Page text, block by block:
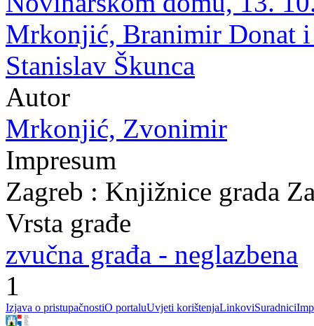
Mrkonjić, Branimir Donat
Stanislav Škunca
Autor
Mrkonjić, Zvonimir
Impresum
Zagreb : Knjižnice grada
Vrsta građe
zvučna građa - neglazbena
1
Izjava o pristupačnostiO portaluUvjeti korištenjaLinkoviSuradnici